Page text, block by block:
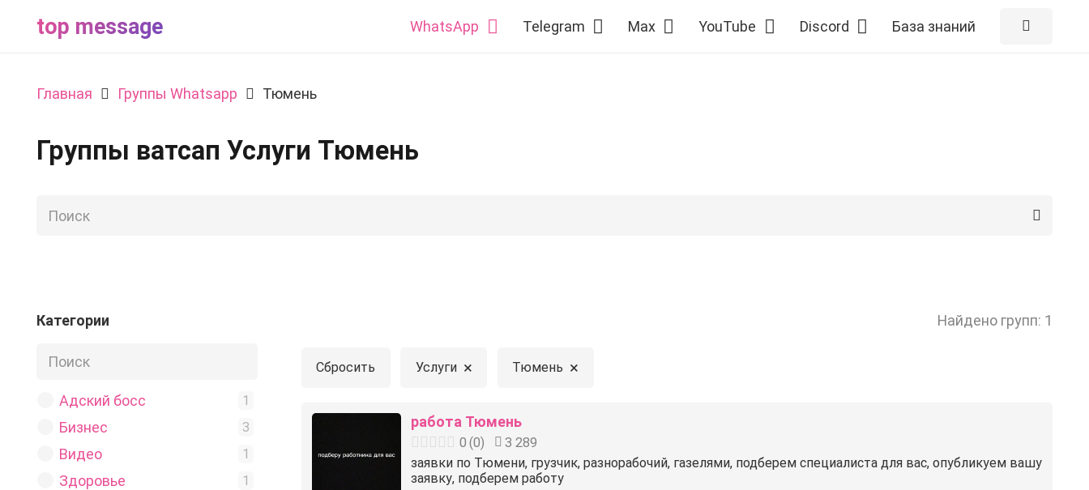
top message WhatsApp Telegram Max YouTube Discord База знаний
Главная Группы Whatsapp Тюмень
Группы ватсап Услуги Тюмень
Категории
Адский босс 1
Бизнес 3
Видео 1
Здоровье 1
Найдено групп: 1
Сбросить Услуги × Тюмень ×
работа Тюмень
0 (0)
3 289
заявки по Тюмени, грузчик, разнорабочий, газелями, подберем специалиста для вас, опубликуем вашу
заявку, подберем работу